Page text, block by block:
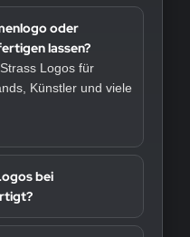
oder
lassen?
Logos für
Künstler und viele
bei